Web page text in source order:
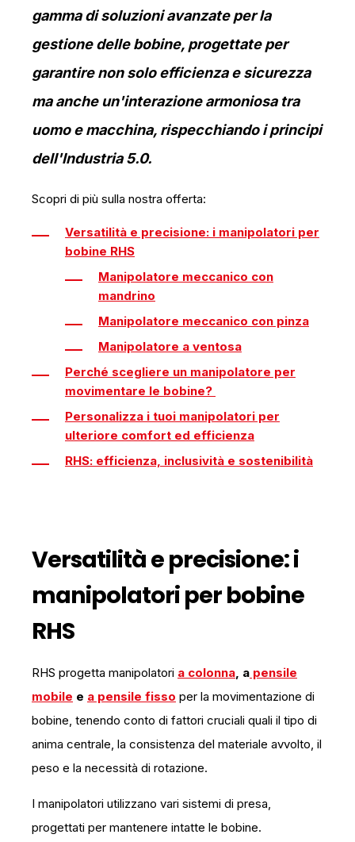
gamma di soluzioni avanzate per la
gestione delle bobine, progettate per
garantire non solo efficienza e sicurezza
ma anche un'interazione armoniosa tra
uomo e macchina, rispecchiando i principi
dell'Industria 5.0.
Scopri di più sulla nostra offerta:
Versatilità e precisione: i manipolatori per
bobine RHS
Manipolatore meccanico con
mandrino
Manipolatore meccanico con pinza
Manipolatore a ventosa
Perché scegliere un manipolatore per
movimentare le bobine?
Personalizza i tuoi manipolatori per
ulteriore comfort ed efficienza
RHS: efficienza, inclusività e sostenibilità
Versatilità e precisione: i
manipolatori per bobine
RHS
RHS progetta manipolatori a colonna, a pensile
mobile e a pensile fisso per la movimentazione di
bobine, tenendo conto di fattori cruciali quali il tipo di
anima centrale, la consistenza del materiale avvolto, il
peso e la necessità di rotazione.
I manipolatori utilizzano vari sistemi di presa,
progettati per mantenere intatte le bobine.